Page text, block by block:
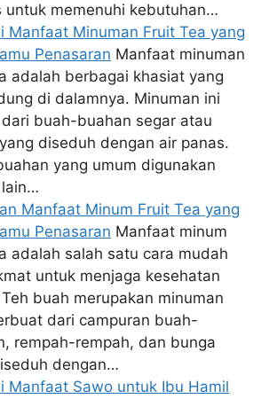
untuk memenuhi kebutuhan…
Manfaat Minuman Fruit Tea yang
Penasaran Manfaat minuman
adalah berbagai khasiat yang
di dalamnya. Minuman ini
buah-buahan segar atau
diseduh dengan air panas.
yang umum digunakan
Manfaat Minum Fruit Tea yang
Penasaran Manfaat minum
adalah salah satu cara mudah
untuk menjaga kesehatan
buah merupakan minuman
dari campuran buah-
rempah-rempah, dan bunga
dengan…
Manfaat Sawo untuk Ibu Hamil